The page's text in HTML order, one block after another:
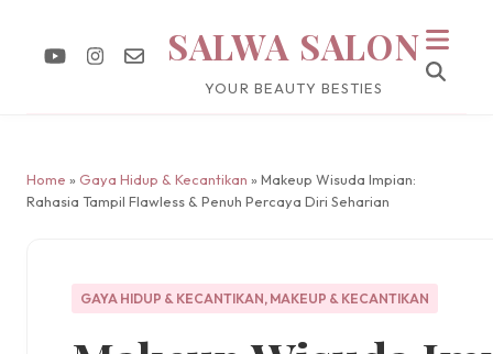
SALWA SALON
YOUR BEAUTY BESTIES
Home » Gaya Hidup & Kecantikan » Makeup Wisuda Impian:
Rahasia Tampil Flawless & Penuh Percaya Diri Seharian
GAYA HIDUP & KECANTIKAN, MAKEUP & KECANTIKAN